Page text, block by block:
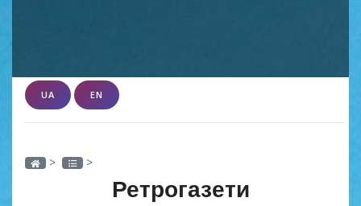
UA EN
> >
Ретрогазети